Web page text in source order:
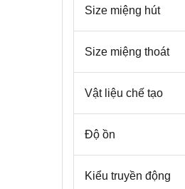
Size miệng hút
Size miệng thoát
Vật liệu chế tạo
Độ ồn
Kiểu truyền động